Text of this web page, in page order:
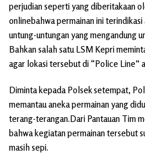
perjudian seperti yang diberitakaan
onlinebahwa permainan ini
untung-untungan yang mengandung
Bahkan salah satu LSM Kepri
agar lokasi tersebut di “Police Line”
Diminta kepada Polsek setempat,
memantau aneka permainan yang
terang-terangan.Dari Pantauan Tim
bahwa kegiatan permainan tersebut
masih sepi.